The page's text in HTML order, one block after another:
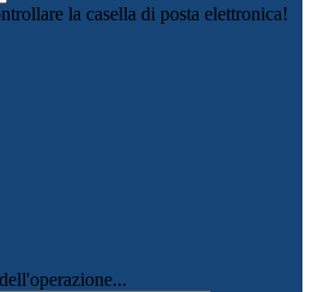
la casella di posta elettronica!